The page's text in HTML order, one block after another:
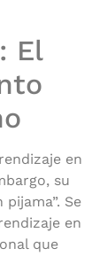
El
en
su
Se
en
que